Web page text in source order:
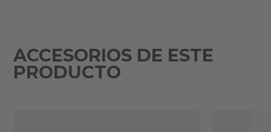
ACCESORIOS DE ESTE
PRODUCTO